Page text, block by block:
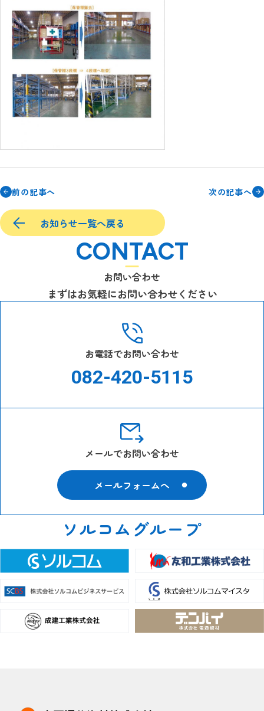
前の記事へ
お知らせ一覧へ戻る
次の記事へ
CONTACT
お問い合わせ
まずはお気軽にお問い合わせください
お電話でお問い合わせ
082-420-5115
メールでお問い合わせ
メールフォームへ
ソルコムグループ